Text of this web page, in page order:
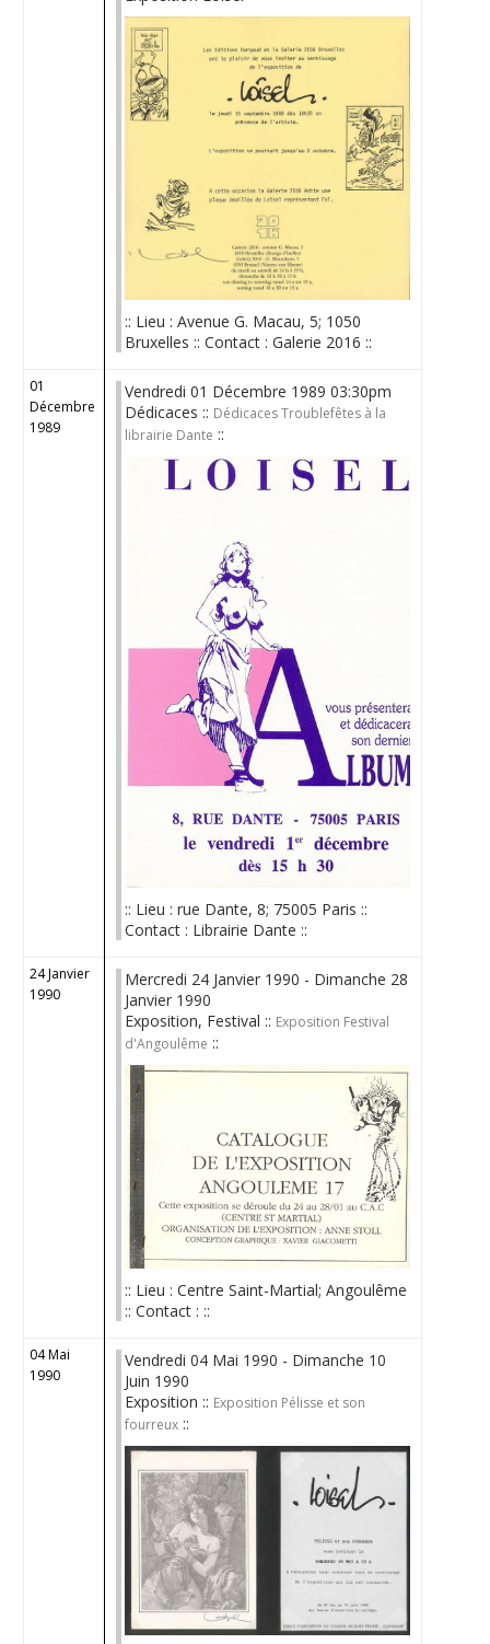
:: Lieu : Avenue G. Macau, 5; 1050
Bruxelles :: Contact : Galerie 2016 ::
01
Décembre
1989
Vendredi 01 Décembre 1989 03:30pm
Dédicaces :: Dédicaces Troublefêtes à la
librairie Dante ::
:: Lieu : rue Dante, 8; 75005 Paris ::
Contact : Librairie Dante ::
24 Janvier
1990
Mercredi 24 Janvier 1990 - Dimanche 28
Janvier 1990
Exposition, Festival :: Exposition Festival
d'Angoulême ::
:: Lieu : Centre Saint-Martial; Angoulême
:: Contact : ::
04 Mai
1990
Vendredi 04 Mai 1990 - Dimanche 10
Juin 1990
Exposition :: Exposition Pélisse et son
fourreux ::